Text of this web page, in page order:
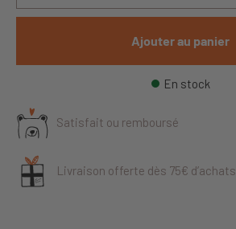
Ajouter au panier
En stock
Satisfait ou remboursé
Livraison offerte dès 75€ d’achats